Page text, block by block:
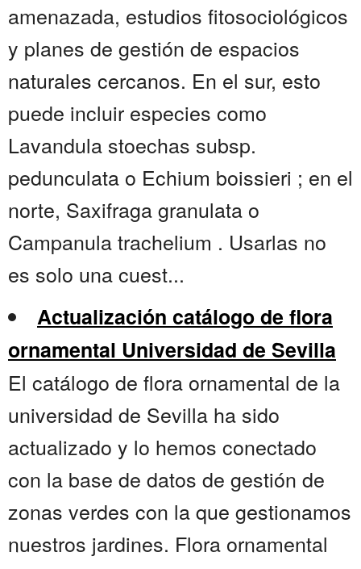
amenazada, estudios fitosociológicos
y planes de gestión de espacios
naturales cercanos. En el sur, esto
puede incluir especies como
Lavandula stoechas subsp.
pedunculata o Echium boissieri ; en el
norte, Saxifraga granulata o
Campanula trachelium . Usarlas no
es solo una cuest...
Actualización catálogo de flora
ornamental Universidad de Sevilla
El catálogo de flora ornamental de la
universidad de Sevilla ha sido
actualizado y lo hemos conectado
con la base de datos de gestión de
zonas verdes con la que gestionamos
nuestros jardines. Flora ornamental